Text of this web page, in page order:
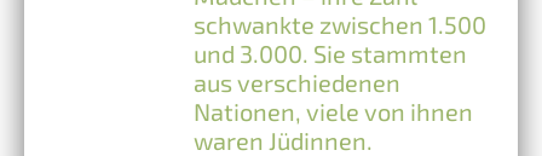
schwankte zwischen 1.500
und 3.000. Sie stammten
aus verschiedenen
Nationen, viele von ihnen
waren Jüdinnen.